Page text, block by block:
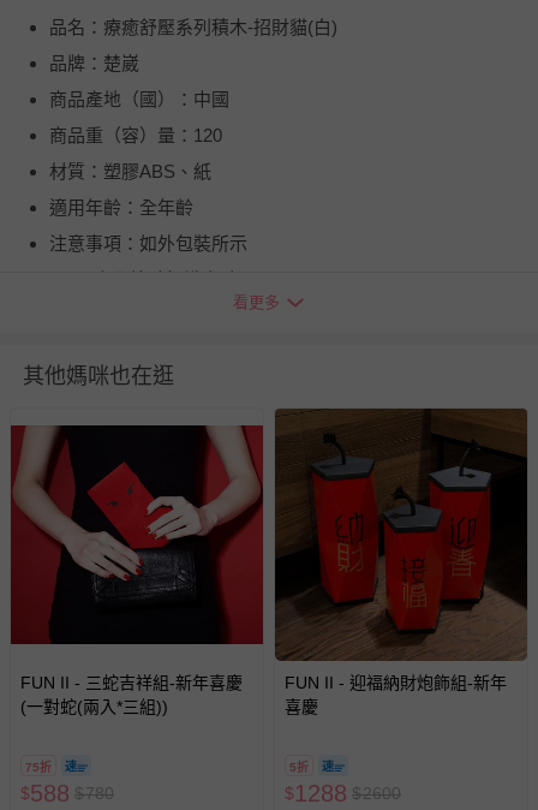
品名：療癒舒壓系列積木-招財貓(白)
品牌：楚崴
商品產地（國）：中國
商品重（容）量：120
材質：塑膠ABS、紙
適用年齡：全年齡
注意事項：如外包裝所示
並非試用期，您所退回的商品必須是未經使用的全新狀態，
如需退換貨，請於收到商品7天（含例假日內提出），如為
瑕疵退換貨所產生的運費，將由媽咪愛負責處理，若非瑕疵
退貨，您可至『查詢訂單』>『已出貨』中查詢該筆訂單，
並點選『我要退貨』即可進行申請。若有相關退貨問題，請
至媽咪愛LINE@客服ID: @mamilove 我們將依序為您處理
與服務，謝謝。
針對滿件折/滿額贈…等活動，如因部份退貨，而該訂單保
留商品未達活動門檻，將以原價計算，活動贈品亦需一併退
回。
部分商品依據消費者保護法的規定，不適用七天鑑賞期/猶
豫期範圍：
看更多
其他媽咪也在逛
FUN II - 三蛇吉祥組-新年喜慶
(一對蛇(兩入*三組))
75折
$588 $780
FUN II - 迎福納財炮飾組-新年
喜慶
5折
$1288 $2600